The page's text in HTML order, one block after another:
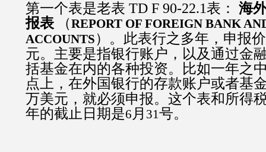
第一个表是老表 TD F 90-22.1表 ：
海
报表
（REPORT OF FOREIGN BANK
ACCOUNTS）。此表行之多年，申报
元。主要是指银行账户，以及通过金
括基金在内的各种投资。比如一年之
点上，在外国银行的存款账户或者基
万美元，就必须申报。这个表和所得
年的截止日期是6 月 31号。